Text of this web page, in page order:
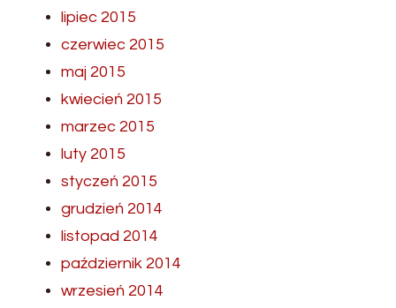
lipiec 2015
czerwiec 2015
maj 2015
kwiecień 2015
marzec 2015
luty 2015
styczeń 2015
grudzień 2014
listopad 2014
październik 2014
wrzesień 2014